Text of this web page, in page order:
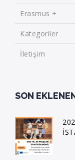
Erasmus +
Kategoriler
İletişim
SON